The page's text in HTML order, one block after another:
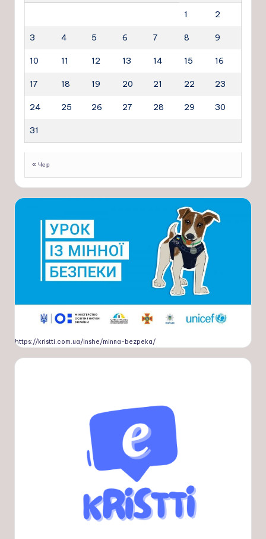
1 2
3 4 5 6 7 8 9
10 11 12 13 14 15 16
17 18 19 20 21 22 23
24 25 26 27 28 29 30
31
« Чер
https://kristti.com.ua/inshe/minna-bezpeka/